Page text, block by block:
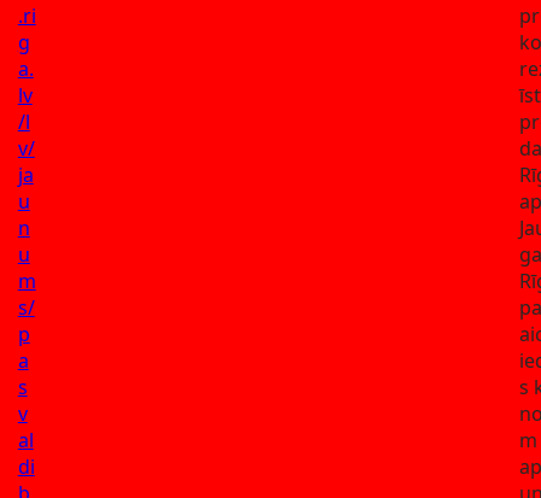
.ri
g
a.
lv
/l
v/
ja
u
n
u
m
s/
p
a
s
v
al
di
s